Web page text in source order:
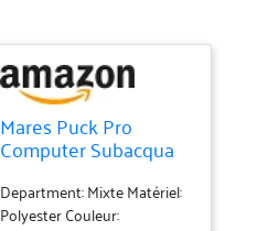
Mares Puck Pro
Computer Subacqua
Adulte Unisexe
Couleur : Blanc/Noir
Taille : Une Taille
Department: Mixte Matériel:
Polyester Couleur: